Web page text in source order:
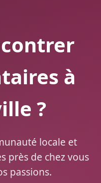
à
?
locale et
près de chez vous
passions.